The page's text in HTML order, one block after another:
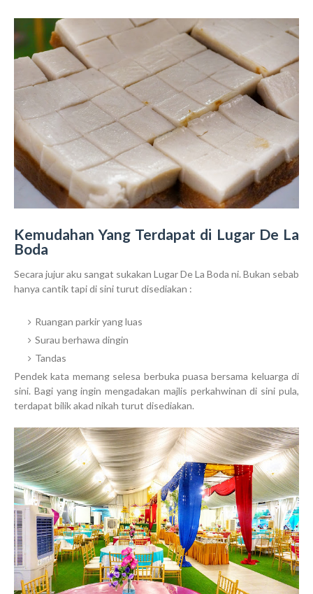
Kemudahan Yang Terdapat di Lugar De La
Boda
Secara jujur aku sangat sukakan Lugar De La Boda ni. Bukan sebab
hanya cantik tapi di sini turut disediakan :
Ruangan parkir yang luas
Surau berhawa dingin
Tandas
Pendek kata memang selesa berbuka puasa bersama keluarga di
sini. Bagi yang ingin mengadakan majlis perkahwinan di sini pula,
terdapat bilik akad nikah turut disediakan.